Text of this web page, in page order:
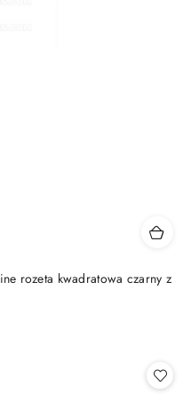
rozeta kwadratowa czarny z